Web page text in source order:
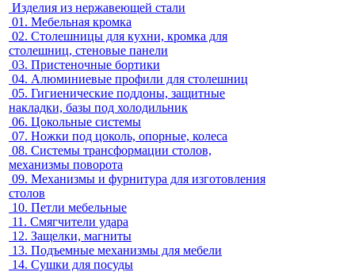
Изделия из нержавеющей стали
01. Мебельная кромка
02. Столешницы для кухни, кромка для
столешниц, стеновые панели
03. Пристеночные бортики
04. Алюминиевые профили для столешниц
05. Гигиенические поддоны, защитные
накладки, базы под холодильник
06. Цокольные системы
07. Ножки под цоколь, опорные, колеса
08. Системы трансформации столов,
механизмы поворота
09. Механизмы и фурнитура для изготовления
столов
10. Петли мебельные
11. Смягчители удара
12. Защелки, магниты
13. Подъемные механизмы для мебели
14. Сушки для посуды